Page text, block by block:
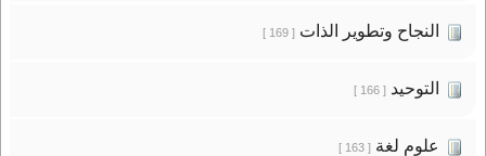
النجاح وتطوير الذات[ 169 ]
التوحيد[ 166 ]
علوم لغة[ 163 ]